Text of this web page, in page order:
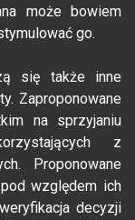
może bowiem
go.
się także inne
Zaproponowane
na sprzyjaniu
z
Proponowane
względem ich
decyzji